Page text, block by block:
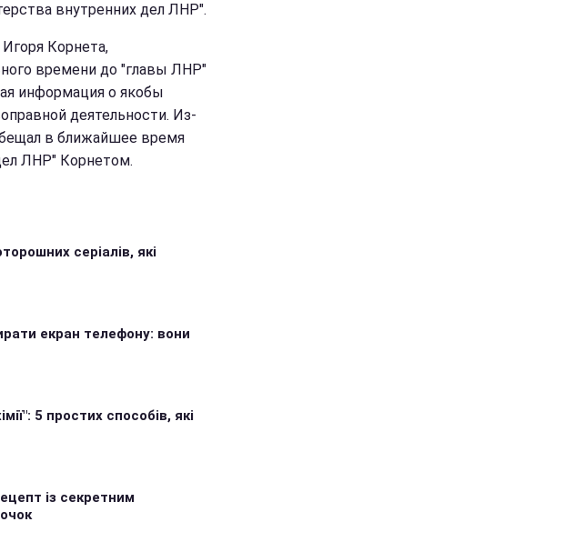
внутренних дел ЛНР".
Корнета,
времени до "главы ЛНР"
информация о якобы
деятельности. Из-
в ближайшее время
ЛНР" Корнетом.
серіалів, які
екран телефону: вони
5 простих способів, які
із секретним